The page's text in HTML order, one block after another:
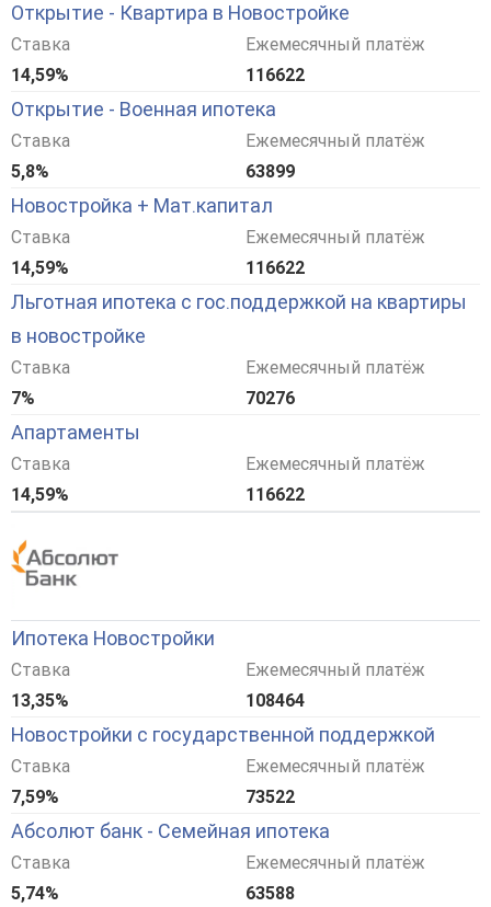
Открытие - Квартира в Новостройке
Ставка
14,59%
Ежемесячный платёж
116622
Открытие - Военная ипотека
Ставка
5,8%
Ежемесячный платёж
63899
Новостройка + Мат.капитал
Ставка
14,59%
Ежемесячный платёж
116622
Льготная ипотека с гос.поддержкой на квартиры
в новостройке
Ставка
7%
Ежемесячный платёж
70276
Апартаменты
Ставка
14,59%
Ежемесячный платёж
116622
Ипотека Новостройки
Ставка
13,35%
Ежемесячный платёж
108464
Новостройки с государственной поддержкой
Ставка
7,59%
Ежемесячный платёж
73522
Абсолют банк - Семейная ипотека
Ставка
5,74%
Ежемесячный платёж
63588